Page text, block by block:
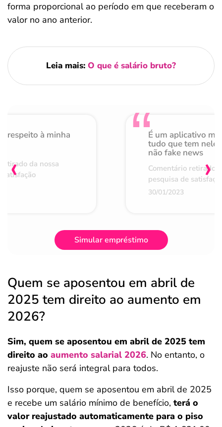
forma proporcional ao período em que receberam o
valor no ano anterior.
Leia mais: O que é salário bruto?
respeito à minha
da nossa
É um aplicativo
tudo que tem nele
não fake news
Comentário retirado
pesquisa de
30/01/2023
‹ ›
Simular empréstimo
Quem se aposentou em abril de
2025 tem direito ao aumento em
2026?
Sim, quem se aposentou em abril de 2025 tem
direito ao aumento salarial 2026. No entanto, o
reajuste não será integral para todos.
Isso porque, quem se aposentou em abril de 2025
e recebe um salário mínimo de benefício, terá o
valor reajustado automaticamente para o piso